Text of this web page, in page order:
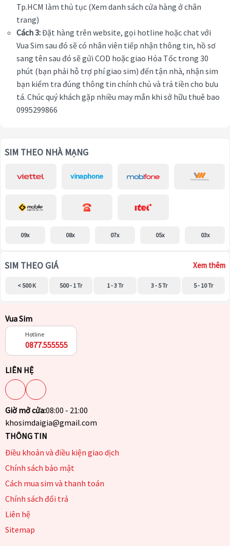
Tp.HCM làm thủ tục (Xem danh sách cửa hàng ở chân
trang)
Cách 3:Đặt hàng trên website, gọi hotline hoặc chat với
Vua Sim sau đó sẽ có nhân viên tiếp nhận thông tin, hồ sơ
sang tên sau đó sẽ gửi COD hoặc giao Hỏa Tốc trong 30
phút (bạn phải hỗ trợ phí giao sim) đến tận nhà, nhận sim
bạn kiểm tra đúng thông tin chính chủ và trả tiền cho bưu
tá. Chúc quý khách gặp nhiều may mắn khi sở hữu thuê bao
0995299866
SIM THEO NHÀ MẠNG
09x 08x 07x 05x 03x
SIM THEO GIÁ Xem thêm
< 500 K 500 - 1 Tr 1 - 3 Tr 3 - 5 Tr 5 - 10 Tr
Vua Sim
Hotline
0877.555555
LIÊN HỆ
Giờ mở cửa:08:00 - 21:00
khosimdaigia@gmail.com
THÔNG TIN
Điều khoản và điều kiện giao dịch
Chính sách bảo mật
Cách mua sim và thanh toán
Chính sách đổi trả
Liên hệ
Sitemap